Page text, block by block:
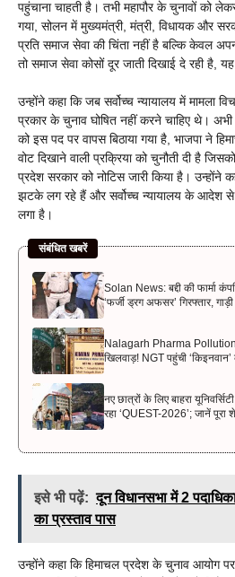
पहुंचाना चाहती है। तभी महापौर के चुनावों को
गया, सोलन में मुख्यमंत्री, मंत्री, विधायक और
प्रति समाज सेवा की चिंता नहीं है बल्कि केवल
तो समाज सेवा कोसों दूर जाती दिखाई दे रही है,
उन्होंने कहा कि जब सर्वोच्च न्यायालय में मामला
प्रकार के चुनाव घोषित नहीं करने चाहिए थे। अभी
को इस पद पर वापस बिठाया गया है, भाजपा ने
वोट दिखाने वाली प्रक्रिया को चुनौती दी है
प्रदेश सरकार को नोटिस जारी किया है। उन्होंने
झटके लग रहे हैं और सर्वोच्च न्यायालय के आदेश
लगा है।
संबंधित खबरें
Solan News: बद्दी की फार्मा
‘फर्जी ड्रग अफसर’ गिरफ्तार,
Nalagarh Pharma
खिलवाड़! NGT पहुंची
नए छात्रों के लिए बाहरा
रहा ‘QUEST-2026’; जानें पूरा
इसे भी पढ़ें: दून विधानसभा में 2
का प्रस्ताव पास
उन्होंने कहा कि हिमाचल प्रदेश के चुनाव आयोग